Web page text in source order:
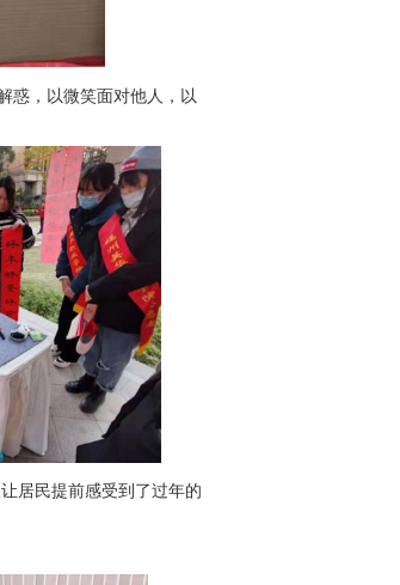
惑，以微笑面对他人，以
居民提前感受到了过年的